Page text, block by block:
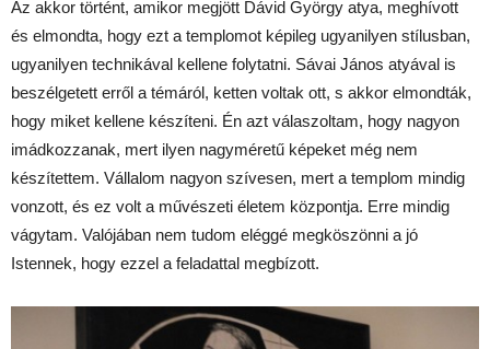
Az akkor történt, amikor megjött Dávid György atya, meghívott
és elmondta, hogy ezt a templomot képileg ugyanilyen stílusban,
ugyanilyen technikával kellene folytatni. Sávai János atyával is
beszélgetett erről a témáról, ketten voltak ott, s akkor elmondták,
hogy miket kellene készíteni. Én azt válaszoltam, hogy nagyon
imádkozzanak, mert ilyen nagyméretű képeket még nem
készítettem. Vállalom nagyon szívesen, mert a templom mindig
vonzott, és ez volt a művészeti életem központja. Erre mindig
vágytam. Valójában nem tudom eléggé megköszönni a jó
Istennek, hogy ezzel a feladattal megbízott.